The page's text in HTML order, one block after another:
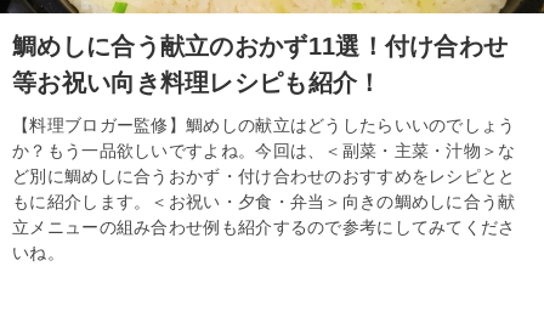
鯛めしに合う献立のおかず11選！付け合わせ
等お祝い向き料理レシピも紹介！
【料理ブロガー監修】鯛めしの献立はどうしたらいいのでしょう
か？もう一品欲しいですよね。今回は、＜副菜・主菜・汁物＞な
ど別に鯛めしに合うおかず・付け合わせのおすすめをレシピとと
もに紹介します。＜お祝い・夕食・弁当＞向きの鯛めしに合う献
立メニューの組み合わせ例も紹介するので参考にしてみてくださ
いね。